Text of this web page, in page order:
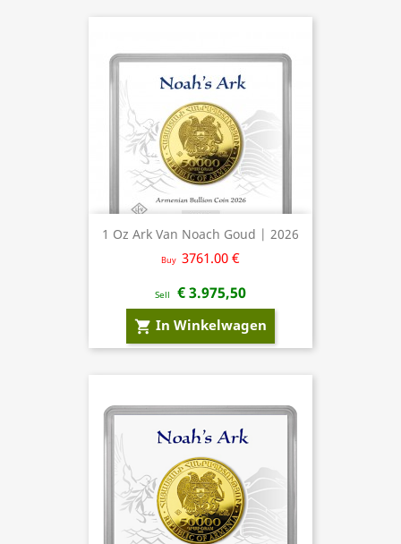
1 Oz Ark Van Noach Goud | 2026
Buy 3761.00 €
Sell € 3.975,50
shopping_cart In Winkelwagen